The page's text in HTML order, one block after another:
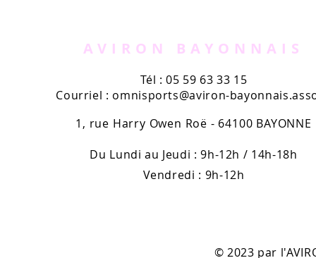
AVIRON BAYONNAIS
Tél : 05 59 63 33 15
Courriel : omnisports@aviron-
1, rue Harry Owen Roë - 64100 BAYONNE
Du Lundi au Jeudi : 9h-12h / 14h-18h
Vendredi : 9h-12h
© 2023 par